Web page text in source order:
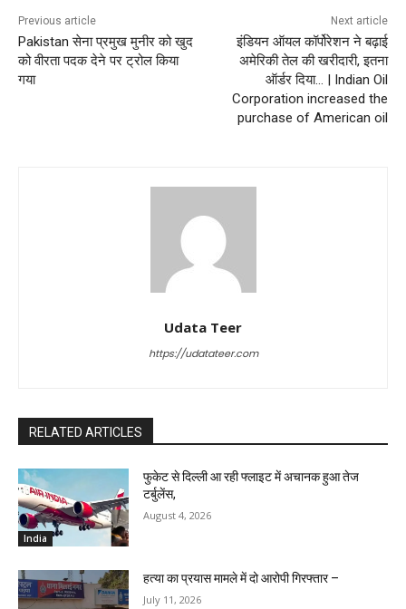
Previous article
Pakistan सेना प्रमुख मुनीर को खुद
को वीरता पदक देने पर ट्रोल किया
गया
Next article
इंडियन ऑयल कॉर्पोरेशन ने बढ़ाई
अमेरिकी तेल की खरीदारी, इतना
ऑर्डर दिया… | Indian Oil
Corporation increased the
purchase of American oil
Udata Teer
https://udatateer.com
RELATED ARTICLES
India
फुकेट से दिल्ली आ रही फ्लाइट में अचानक हुआ तेज
टर्बुलेंस,
August 4, 2026
हत्या का प्रयास मामले में दो आरोपी गिरफ्तार –
July 11, 2026